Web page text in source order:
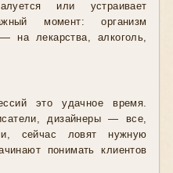
или устраивает
момент: организм
на лекарства, алкоголь,
это удачное время.
дизайнеры — все,
сейчас ловят нужную
понимать клиентов